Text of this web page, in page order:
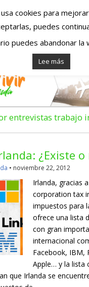
–
–
–
los que viven, estudian
entrevistas trabajo
¿Existe o
• noviembre 22, 2012
Irlanda, gracias
corporation tax
impuestos para
ofrece una lista
con gran
internacional
Facebook, IBM,
Apple… y la lista
que Irlanda se
cookies para
puedes
puedes abandonar la
Lee más